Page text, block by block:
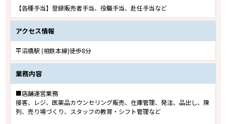
【各種手当】登録販売者手当、役職手当、赴任手当など
アクセス情報
平沼橋駅 (相鉄本線)徒歩8分
業務内容
■店舗運営業務
接客、レジ、医薬品カウンセリング販売、在庫管理、発注、品出し、陳
列、売り場づくり、スタッフの教育・シフト管理など